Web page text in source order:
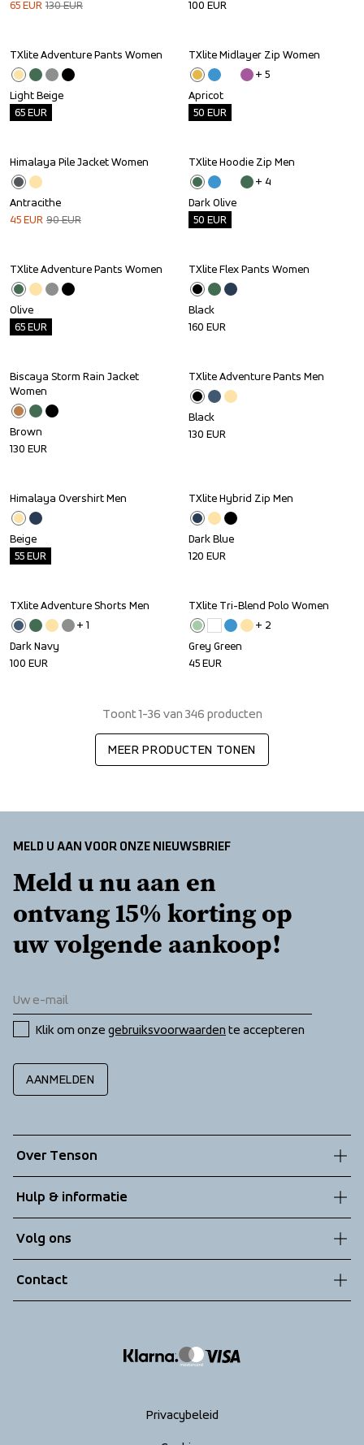
65EUR 130EUR
100 EUR
Outlet
TXlite Adventure Pants Women
Light Beige
65EUR
Outlet
TXlite Midlayer Zip Women
+ 5
Apricot
50 EUR
Sale
Himalaya Pile Jacket Women
Antracithe
45EUR 90EUR
Outlet
TXlite Hoodie Zip Men
+ 4
Dark Olive
50 EUR
Outlet
TXlite Adventure Pants Women
Olive
65EUR
TXlite Flex Pants Women
Black
160 EUR
Biscaya Storm Rain Jacket
Women
Brown
130 EUR
TXlite Adventure Pants Men
Black
130 EUR
Outlet
Himalaya Overshirt Men
Beige
55EUR
TXlite Hybrid Zip Men
Dark Blue
120 EUR
TXlite Adventure Shorts Men
+ 1
Dark Navy
100 EUR
TXlite Tri-Blend Polo Women
+ 2
Grey Green
45EUR
Toont 1-36 van 346 producten
MEER PRODUCTEN TONEN
MELD U AAN VOOR ONZE NIEUWSBRIEF
Meld u nu aan en
ontvang 15% korting op
uw volgende aankoop!
Klik om onze gebruiksvoorwaarden te accepteren
AANMELDEN
Over Tenson
Duurzaamheid
Technologieën
Hulp & informatie
Algemene voorwaarden
Retouren
Volg ons
Contact
Privacybeleid